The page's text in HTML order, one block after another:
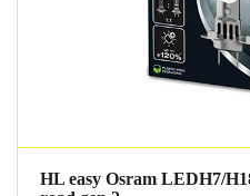
HL easy Osram LEDH7/